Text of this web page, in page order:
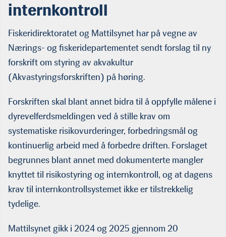
internkontroll
Fiskeridirektoratet og Mattilsynet har på vegne av
Nærings- og fiskeridepartementet sendt forslag til ny
forskrift om styring av akvakultur
(Akvastyringsforskriften) på høring.
Forskriften skal blant annet bidra til å oppfylle målene i
dyrevelferdsmeldingen ved å stille krav om
systematiske risikovurderinger, forbedringsmål og
kontinuerlig arbeid med å forbedre driften. Forslaget
begrunnes blant annet med dokumenterte mangler
knyttet til risikostyring og internkontroll, og at dagens
krav til internkontrollsystemet ikke er tilstrekkelig
tydelige.
Mattilsynet gikk i 2024 og 2025 gjennom 20